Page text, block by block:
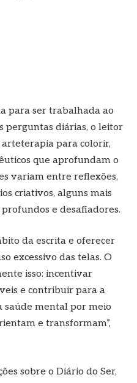
para ser trabalhada ao
perguntas diárias, o leitor
para colorir,
que aprofundam o
variam entre reflexões,
criativos, alguns mais
e desafiadores.
da escrita e oferecer
excessivo das telas. O
isso: incentivar
e contribuir para a
saúde mental por meio
e transformam”,
sobre o Diário do Ser,